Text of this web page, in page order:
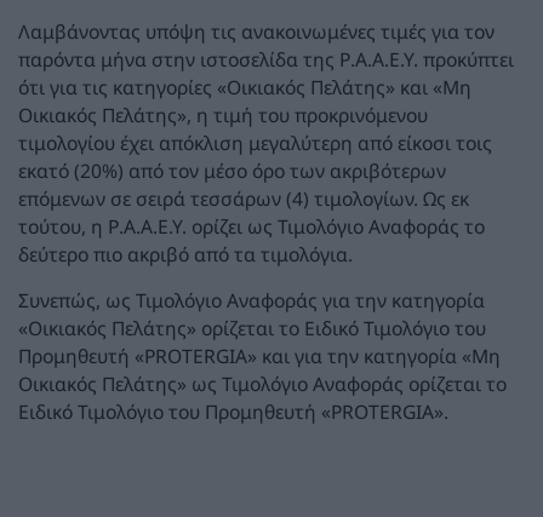
Λαμβάνοντας υπόψη τις ανακοινωμένες τιμές για τον
παρόντα μήνα στην ιστοσελίδα της Ρ.Α.Α.Ε.Υ. προκύπτει
ότι για τις κατηγορίες «Οικιακός Πελάτης» και «Μη
Οικιακός Πελάτης», η τιμή του προκρινόμενου
τιμολογίου έχει απόκλιση μεγαλύτερη από είκοσι τοις
εκατό (20%) από τον μέσο όρο των ακριβότερων
επόμενων σε σειρά τεσσάρων (4) τιμολογίων. Ως εκ
τούτου, η Ρ.Α.Α.Ε.Υ. ορίζει ως Τιμολόγιο Αναφοράς το
δεύτερο πιο ακριβό από τα τιμολόγια.
Συνεπώς, ως Τιμολόγιο Αναφοράς για την κατηγορία
«Οικιακός Πελάτης» ορίζεται το Ειδικό Τιμολόγιο του
Προμηθευτή «PROTERGIA» και για την κατηγορία «Μη
Οικιακός Πελάτης» ως Τιμολόγιο Αναφοράς ορίζεται το
Ειδικό Τιμολόγιο του Προμηθευτή «PROTERGIA».